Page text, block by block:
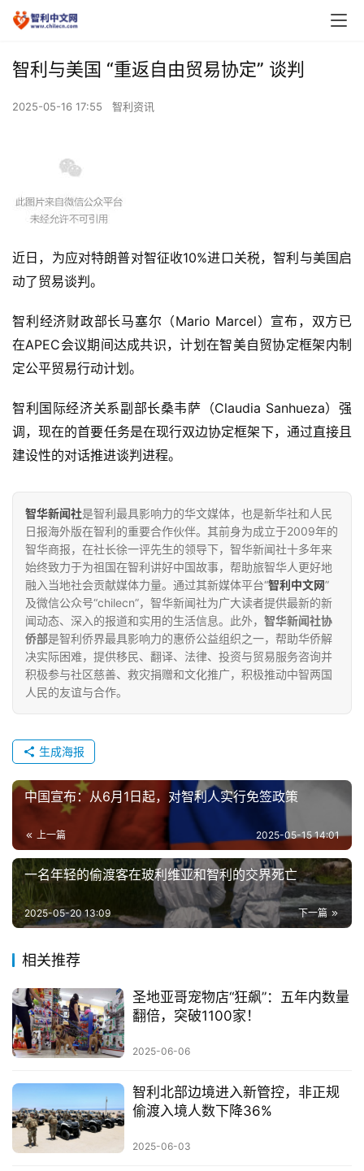
智利与美国 “重返自由贸易协定” 谈判
2025-05-16 17:55 智利资讯
近日，为应对特朗普对智征收10%进口关税，智利与美国启
动了贸易谈判。
智利经济财政部长马塞尔 （Mario Marcel） 宣布，双方已
在APEC会议期间达成共识，计划在智美自贸协定框架内制
定公平贸易行动计划。
智利国际经济关系副部长桑韦萨（Claudia Sanhueza）强
调，现在的首要任务是在现行双边协定框架下，通过直接且
建设性的对话推进谈判进程。
智华新闻社是智利最具影响力的华文媒体，也是新华社和人民
日报海外版在智利的重要合作伙伴。其前身为成立于2009年的
智华商报，在社长徐一评先生的领导下，智华新闻社十多年来
始终致力于为祖国在智利讲好中国故事，帮助旅智华人更好地
融入当地社会贡献媒体力量。通过其新媒体平台“智利中文网”
及微信公众号“chilecn”，智华新闻社为广大读者提供最新的新
闻动态、深入的报道和实用的生活信息。此外， 智华新闻社协
侨部是智利侨界最具影响力的惠侨公益组织之一，帮助华侨解
决实际困难，提供移民、翻译、法律、投资与贸易服务咨询并
积极参与社区慈善、救灾捐赠和文化推广，积极推动中智两国
人民的友谊与合作。
生成海报
中国宣布：从6月1日起，对智利人实行免签政策
上一篇 2025-05-15 14:01
一名年轻的偷渡客在玻利维亚和智利的交界死亡
下一篇
2025-05-20 13:09
相关推荐
圣地亚哥宠物店“狂飙”：五年内数量
翻倍，突破1100家！
2025-06-06
智利北部边境进入新管控，非正规
偷渡入境人数下降36%
2025-06-03